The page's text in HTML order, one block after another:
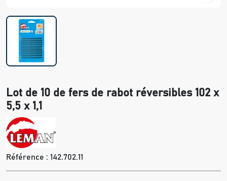
Lot de 10 de fers de rabot réversibles 102 x
5,5 x 1,1
Référence : 142.702.11